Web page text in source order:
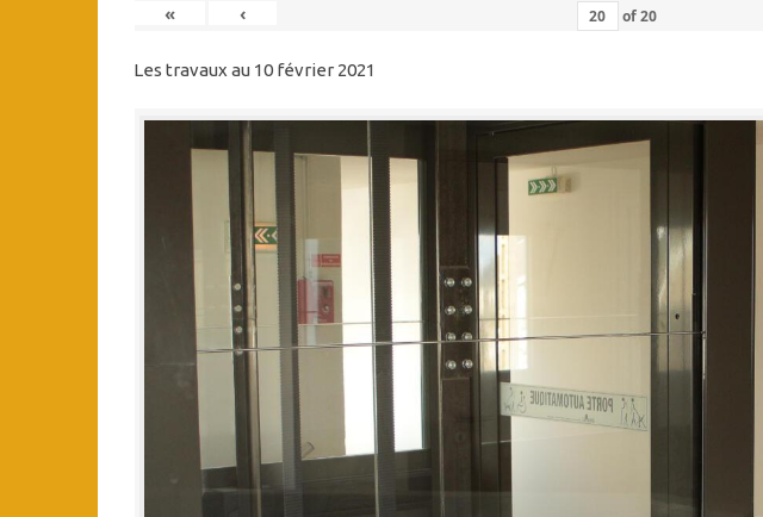
« ‹ of20
Les travaux au 10 février 2021